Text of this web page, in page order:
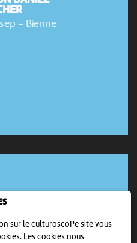
sur le culturoscoPe site vous
Les cookies nous
- Bienne